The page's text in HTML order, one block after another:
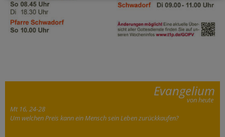
Evangelium
von heute
Mt 16, 24-28
Um welchen Preis kann ein Mensch sein Leben zurückkaufen?